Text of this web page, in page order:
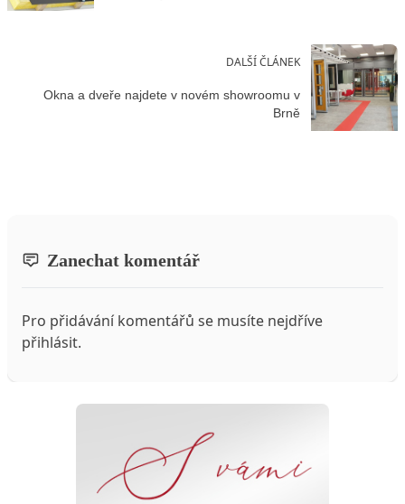
DALŠÍ ČLÁNEK
Okna a dveře najdete v novém showroomu v
Brně
Zanechat komentář
Pro přidávání komentářů se musíte nejdříve
přihlásit.